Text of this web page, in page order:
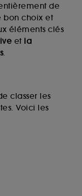
de
bon choix et
éléments clés
et la
.
classer les
Voici les
accord. Vous
le dépôt
mes
accepter".
de
pour les
en ligne
à tout
Si vous
les cookies